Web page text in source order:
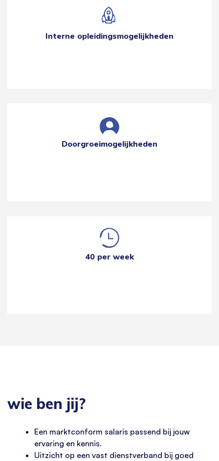
Interne opleidingsmogelijkheden
Doorgroeimogelijkheden
40 per week
wie ben jij?
Een marktconform salaris passend bij jouw
ervaring en kennis.
Uitzicht op een vast dienstverband bij goed